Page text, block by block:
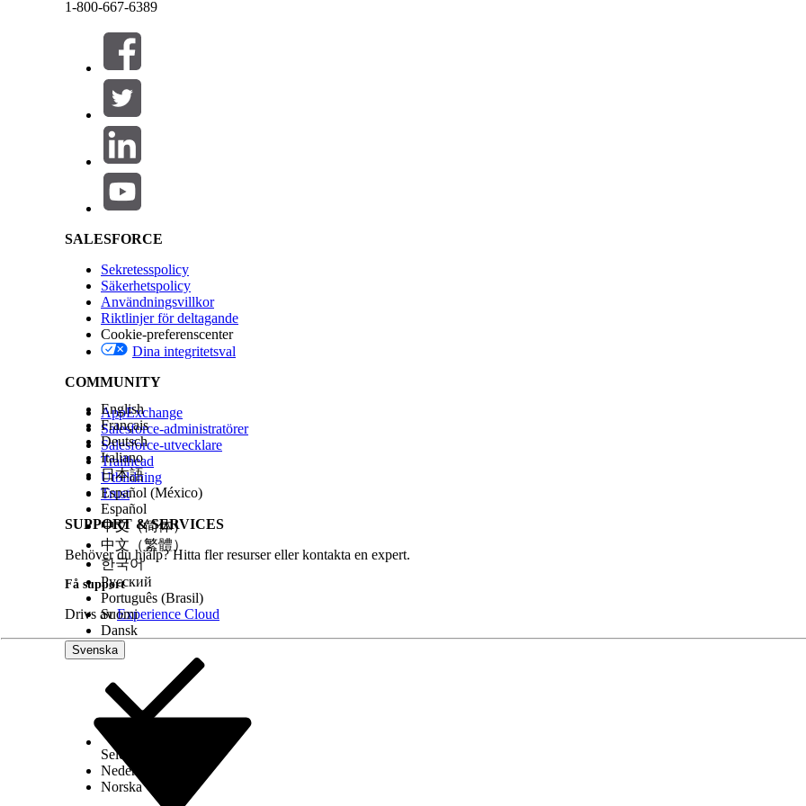
Hitta och välj en programsponsor, om sådan finns.
Spara dina ändringar.
LÖSTE DENNA ARTIKEL DITT PROBLEM?
Berätta för oss vad vi kan förbättra!
1-800-667-6389
SALESFORCE
Sekretesspolicy
Säkerhetspolicy
Användningsvillkor
Riktlinjer för deltagande
Cookie-preferenscenter
Dina integritetsval
COMMUNITY
AppExchange
Salesforce-administratörer
Salesforce-utvecklare
Trailhead
Utbildning
Trust
SUPPORT & SERVICES
Behöver du hjälp? Hitta fler resurser eller kontakta en expert.
Få support
Drivs avExperience Cloud
Svenska
English
Français
Deutsch
Italiano
日本語
Español (México)
Español
中文（简体）
中文（繁體）
한국어
Русский
Português (Brasil)
Suomi
Dansk
Select Org
Nederlands
Norska
Salesforce Help | Article